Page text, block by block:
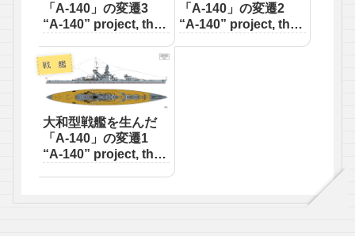
「A-140」の変遷3
“A-140” project, the
Third
「A-140」の変遷2
“A-140” project, the
戦 艦
大和型戦艦を生んだ
「A-140」の変遷1
“A-140” project, the